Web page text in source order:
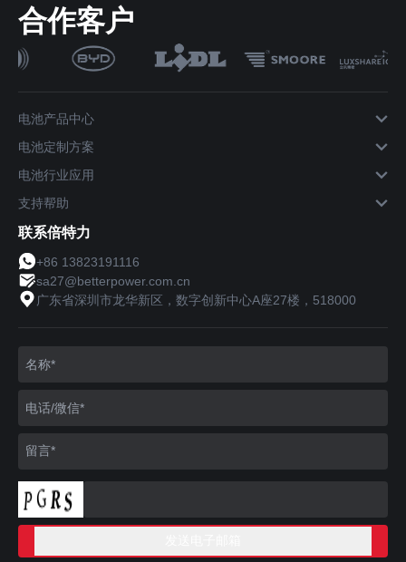
量。
合作客户
电池产品中心
电池定制方案
电池行业应用
支持帮助
联系倍特力
+86 13823191116
sa27@betterpower.com.cn
广东省深圳市龙华新区，数字创新中心A座27楼，518000